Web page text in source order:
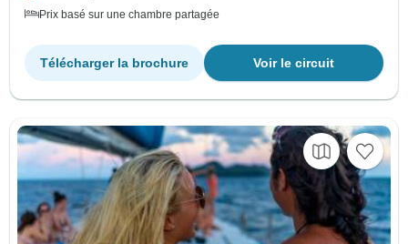
Prix basé sur une chambre partagée
Voir le circuit
Télécharger la brochure